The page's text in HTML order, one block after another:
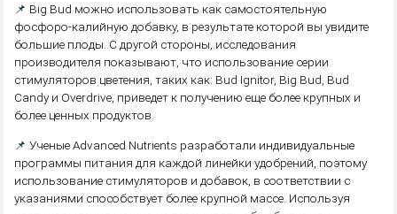
📌 Big Bud можно использовать как самостоятельную
фосфоро-калийную добавку, в результате которой вы увидите
большие плоды. С другой стороны, исследования
производителя показывают, что использование серии
стимуляторов цветения, таких как: Bud Ignitor, Big Bud, Bud
Candy и Overdrive, приведет к получению еще более крупных и
более ценных продуктов.
📌 Ученые Advanced Nutrients разработали индивидуальные
программы питания для каждой линейки удобрений, поэтому
использование стимуляторов и добавок, в соответствии с
указаниями способствует более крупной массе. Используя